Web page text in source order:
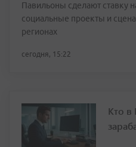
Павильоны сделают ставку
социальные проекты и
регионах
сегодня, 15:22
Кто в